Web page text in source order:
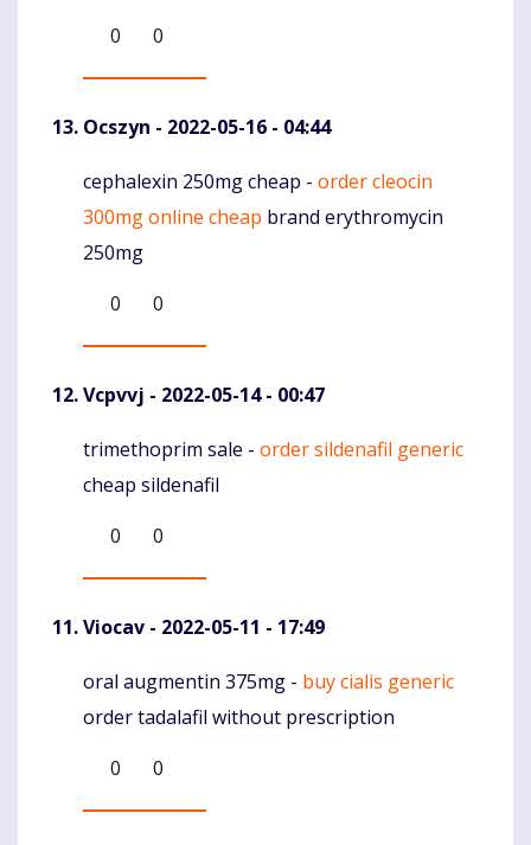
0
0
Ocszyn - 2022-05-16 - 04:44
Komentaras
cephalexin 250mg cheap - order cleocin
300mg online cheap brand erythromycin
250mg
0
0
Vcpvvj - 2022-05-14 - 00:47
Komentaras
trimethoprim sale - order sildenafil generic
cheap sildenafil
0
0
Viocav - 2022-05-11 - 17:49
Komentaras
oral augmentin 375mg - buy cialis generic
order tadalafil without prescription
0
0